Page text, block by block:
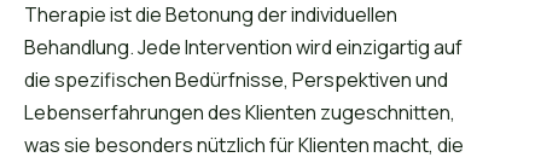
Therapie ist die Betonung der individuellen
Behandlung. Jede Intervention wird einzigartig auf
die spezifischen Bedürfnisse, Perspektiven und
Lebenserfahrungen des Klienten zugeschnitten,
was sie besonders nützlich für Klienten macht, die